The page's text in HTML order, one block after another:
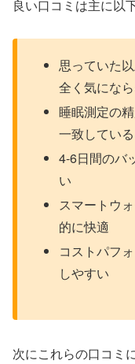
良い口コミは主に以
思っていた
全く気にな
睡眠測定の
一致している
4-6日間のバ
い
スマートウ
的に快適
コストパフ
しやすい
次にこれらの口コミ